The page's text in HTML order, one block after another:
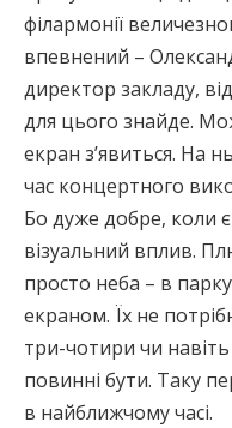
філармонії
впевнений –
директор закладу,
для цього знайде.
екран з’явиться. На
час концертного
Бо дуже добре, коли
візуальний вплив.
просто неба – в
екраном. Їх не
три-чотири чи
повинні бути. Таку
в найближчому часі.